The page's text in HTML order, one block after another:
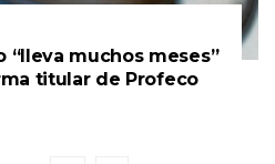
“lleva muchos meses”
titular de Profeco